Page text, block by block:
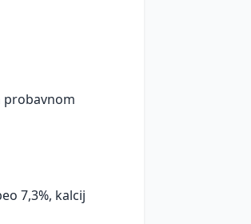
probavnom
7,3%, kalcij